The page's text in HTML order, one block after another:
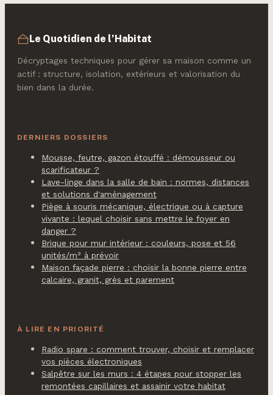
Le Quotidien de l’Habitat
Décryptages techniques pour gérer sa maison comme un
actif : structure, isolation, extérieurs et valorisation du
bien dans la durée.
DERNIERS DOSSIERS
Mousse, feutre, gazon étouffé : démousseur ou
scarificateur ?
Lave-linge dans la salle de bain : normes, distances
et solutions d'aménagement
Piège à souris mécanique, électrique ou à capture
vivante : lequel choisir sans mettre le foyer en
danger ?
Brique pour mur intérieur : couleurs, pose et 56
unités/m² à prévoir
Maison façade pierre : choisir la bonne pierre entre
calcaire, granit, grès et parement
À LIRE EN PRIORITÉ
Radio spare : comment trouver, choisir et remplacer
vos pièces électroniques
Salpêtre sur les murs : 4 étapes pour stopper les
remontées capillaires et assainir votre habitat